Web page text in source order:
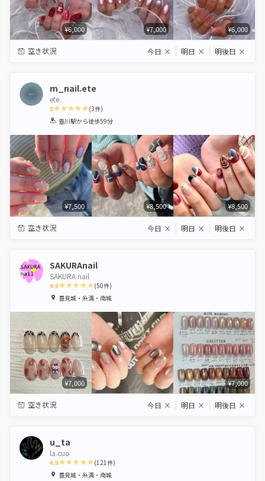
¥6,000 ¥7,000 ¥6,000
空き状況 今日 × 明日 × 明後日 ×
m_nail.ete
ete.
5
1 2 3 4 5
(3件)
壺川駅から徒歩59分
¥7,500 ¥8,500 ¥8,500
空き状況 今日 × 明日 × 明後日 ×
SAKURAnail
SAKURA nail
4.9
1 2 3 4 5
(50件)
豊見城・糸満・南城
¥7,000 ¥7,000
空き状況 今日 × 明日 × 明後日 ×
u_ta
la.cuo
4.9
1 2 3 4 5
(121件)
豊見城・糸満・南城